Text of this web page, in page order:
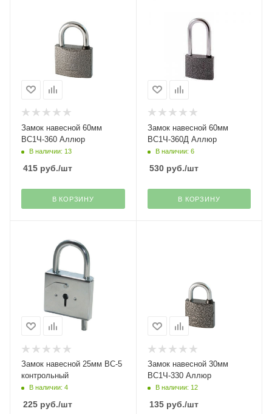
Замок навесной 60мм
ВС1Ч-360 Аллюр
В наличии: 13
415 руб./шт
В КОРЗИНУ
Замок навесной 60мм
ВС1Ч-360Д Аллюр
В наличии: 6
530руб./шт
В КОРЗИНУ
Замок навесной 25мм ВС-5
контрольный
В наличии: 4
225 руб./шт
Замок навесной 30мм
ВС1Ч-330 Аллюр
В наличии: 12
135руб./шт